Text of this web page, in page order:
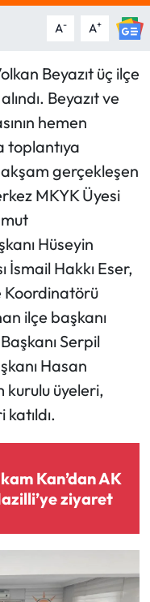
A- A+
Beyazıt üç ilçe
Beyazıt ve
hemen
toplantıya
gerçekleşen
MKYK Üyesi
Hüseyin
İsmail Hakkı Eser,
Koordinatörü
ilçe başkanı
Serpil
Hasan
üyeleri,
Kan’dan AK
ziyaret